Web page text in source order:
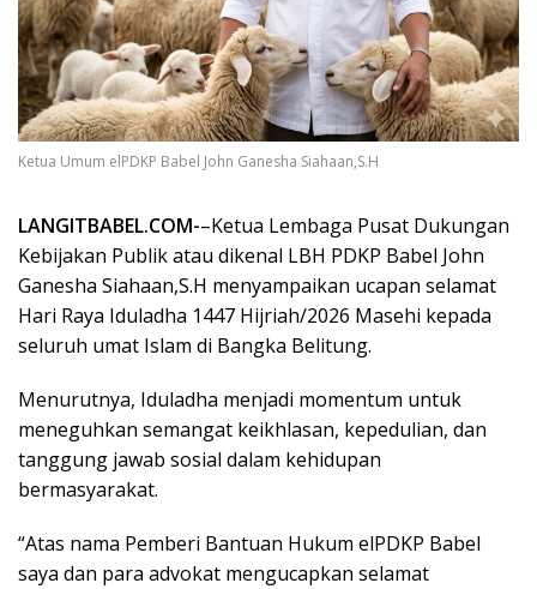
Ketua Umum elPDKP Babel John Ganesha Siahaan,S.H
LANGITBABEL.COM-–Ketua Lembaga Pusat Dukungan
Kebijakan Publik atau dikenal LBH PDKP Babel John
Ganesha Siahaan,S.H menyampaikan ucapan selamat
Hari Raya Iduladha 1447 Hijriah/2026 Masehi kepada
seluruh umat Islam di Bangka Belitung.
Menurutnya, Iduladha menjadi momentum untuk
meneguhkan semangat keikhlasan, kepedulian, dan
tanggung jawab sosial dalam kehidupan
bermasyarakat.
“Atas nama Pemberi Bantuan Hukum elPDKP Babel
saya dan para advokat mengucapkan selamat